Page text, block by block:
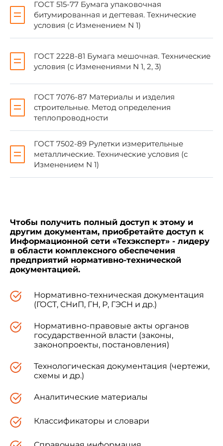
Республики Казахстан ¦
¦ ¦ ¦
¦Киргизская Республика ¦Госстрой
¦Республика Молдавия ¦Минархстрой
Республики Молдова ¦
¦ ¦ ¦
¦Российская Федерация ¦Минстрой России
¦
¦ ¦ ¦
¦Республика Таджикистан ¦Госстрой
Республики Таджикистан ¦
¦ ¦ ¦
¦Республика Узбекистан
¦Госкомархитектстрой Республики ¦
¦ ¦Узбекистан ¦
Федерации Постановлением Минстроя России
от 21 февраля 1996 года N 18-11 с 1 июля 1996
года.
4 ВЗАМЕН ГОСТ 10499-78
1 ОБЛАСТЬ ПРИМЕНЕНИЯ
Настоящий стандарт распространяется на
штапельных волокон (далее - изделия),
ГОСТ 515-77 Бумага упаковочная
битумированная и дегтевая. Технические
условия (с Изменением N 1)
ГОСТ 2228-81 Бумага мешочная. Технические
условия (с Изменениями N 1, 2, 3)
ГОСТ 7076-87 Материалы и изделия
строительные. Метод определения
теплопроводности
ГОСТ 7502-89 Рулетки измерительные
металлические. Технические условия (с
Изменением N 1)
Чтобы получить полный доступ к этому и
другим документам, приобретайте доступ к
Информационной сети «Техэксперт» - лидеру
в области комплексного обеспечения
предприятий нормативно-технической
документацией.
Нормативно-техническая документация
(ГОСТ, СНиП, ГН, Р, ГЭСН и др.)
Нормативно-правовые акты органов
государственной власти (законы,
законопроекты, постановления)
Технологическая документация (чертежи,
схемы и др.)
Аналитические материалы
Классификаторы и словари